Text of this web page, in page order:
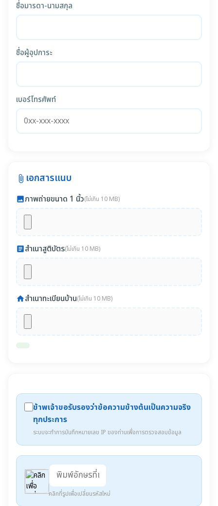
ชื่อมารดา-นามสกุล
ชื่อผู้อุปการะ
เบอร์โทรศัพท์
attach_file เอกสารแนบ
photoภาพถ่ายขนาด 1 นิ้ว(ไม่เกิน 10 MB)
articleสำเนาสูติบัตร(ไม่เกิน 10 MB)
homeสำเนาทะเบียนบ้าน(ไม่เกิน 10 MB)
ข้าพเจ้าขอรับรองว่าข้อความข้างต้นเป็นความจริง
ทุกประการ
ระบบจะทำการบันทึกหมายเลข IP ของท่านเพื่อการตรวจสอบข้อมูล
คลิกที่รูปเพื่อเปลี่ยนรหัสใหม่